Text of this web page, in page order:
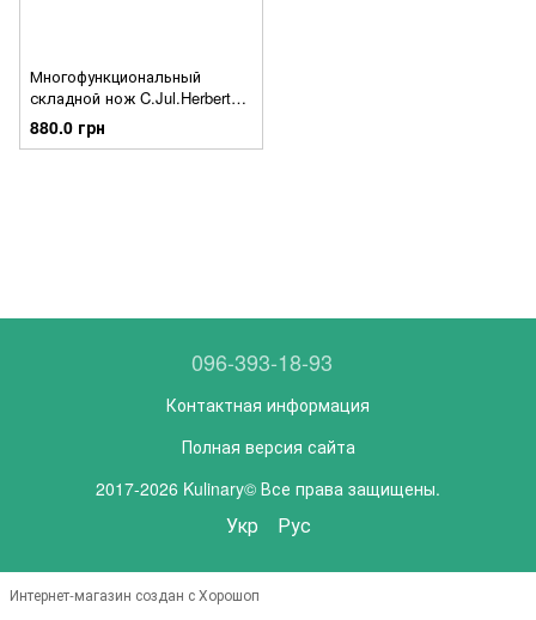
Многофункциональный
складной нож C.Jul.Herbertz
AISI 420
880.0 грн
096-393-18-93
Контактная информация
Полная версия сайта
2017-2026 Kulinary© Все права защищены.
Укр Рус
Интернет-магазин создан с Хорошоп